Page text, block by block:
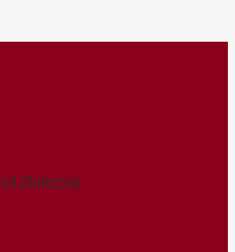
Muttertag